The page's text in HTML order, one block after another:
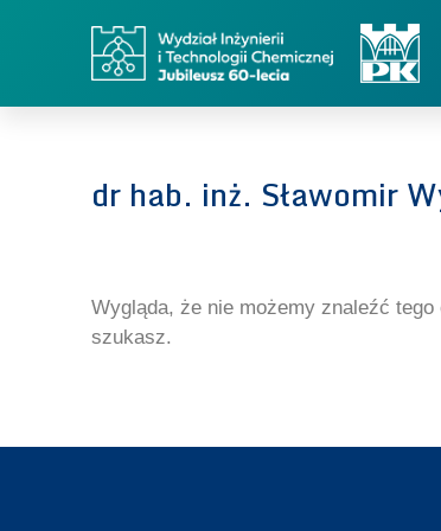
dr hab. inż. Sławomir
Wygląda, że nie możemy znaleźć tego
szukasz.